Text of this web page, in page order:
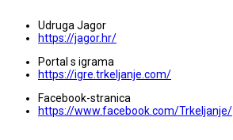
Udruga Jagor
https://jagor.hr/
Portal s igrama
https://igre.trkeljanje.com/
Facebook-stranica
https://www.facebook.com/Trkeljanje/